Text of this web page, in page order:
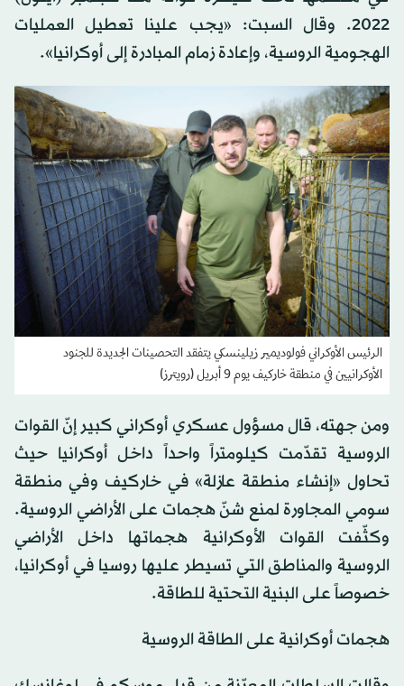
2022. وقال السبت: «يجب علينا تعطيل العمليات
الهجومية الروسية، وإعادة زمام المبادرة إلى أوكرانيا».
الرئيس الأوكراني فولوديمير زيلينسكي يتفقد التحصينات الجديدة للجنود
الأوكرانيين في منطقة خاركيف يوم 9 أبريل (رويترز)
ومن جهته، قال مسؤول عسكري أوكراني كبير إنّ القوات
الروسية تقدّمت كيلومتراً واحداً داخل أوكرانيا حيث
تحاول «إنشاء منطقة عازلة» في خاركيف وفي منطقة
سومي المجاورة لمنع شنّ هجمات على الأراضي الروسية.
وكثّفت القوات الأوكرانية هجماتها داخل الأراضي
الروسية والمناطق التي تسيطر عليها روسيا في أوكرانيا،
خصوصاً على البنية التحتية للطاقة.
هجمات أوكرانية على الطاقة الروسية